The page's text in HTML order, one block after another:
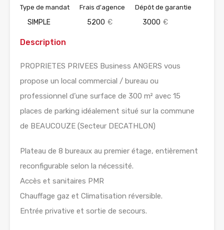
Type de mandat
SIMPLE
Frais d'agence
5200 €
Dépôt de garantie
3000 €
Description
PROPRIETES PRIVEES Business ANGERS vous
propose un local commercial / bureau ou
professionnel d’une surface de 300 m² avec 15
places de parking idéalement situé sur la commune
de BEAUCOUZE (Secteur DECATHLON)
Plateau de 8 bureaux au premier étage, entièrement
reconfigurable selon la nécessité.
Accès et sanitaires PMR
Chauffage gaz et Climatisation réversible.
Entrée privative et sortie de secours.